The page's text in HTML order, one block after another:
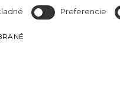
Preferencie